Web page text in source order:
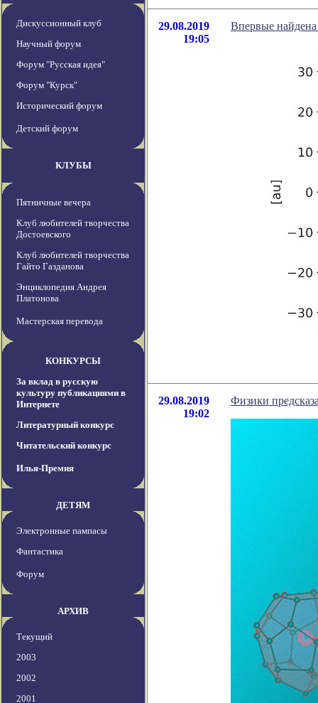
Дискуссионный клуб
Научный форум
Форум "Русская идея"
Форум "Курск"
Исторический форум
Детский форум
КЛУБЫ
Пятничные вечера
Клуб любителей творчества
Достоевского
Клуб любителей творчества
Гайто Газданова
Энциклопедия Андрея
Платонова
Мастерская перевода
КОНКУРСЫ
За вклад в русскую
культуру публикациями в
Интернете
Литературный конкурс
Читательский конкурс
Илья-Премия
ДЕТЯМ
Электронные пампасы
Фантастика
Форум
АРХИВ
Текущий
2003
2002
2001
29.08.2019
19:05
Впервые найдена
29.08.2019
19:02
Физики